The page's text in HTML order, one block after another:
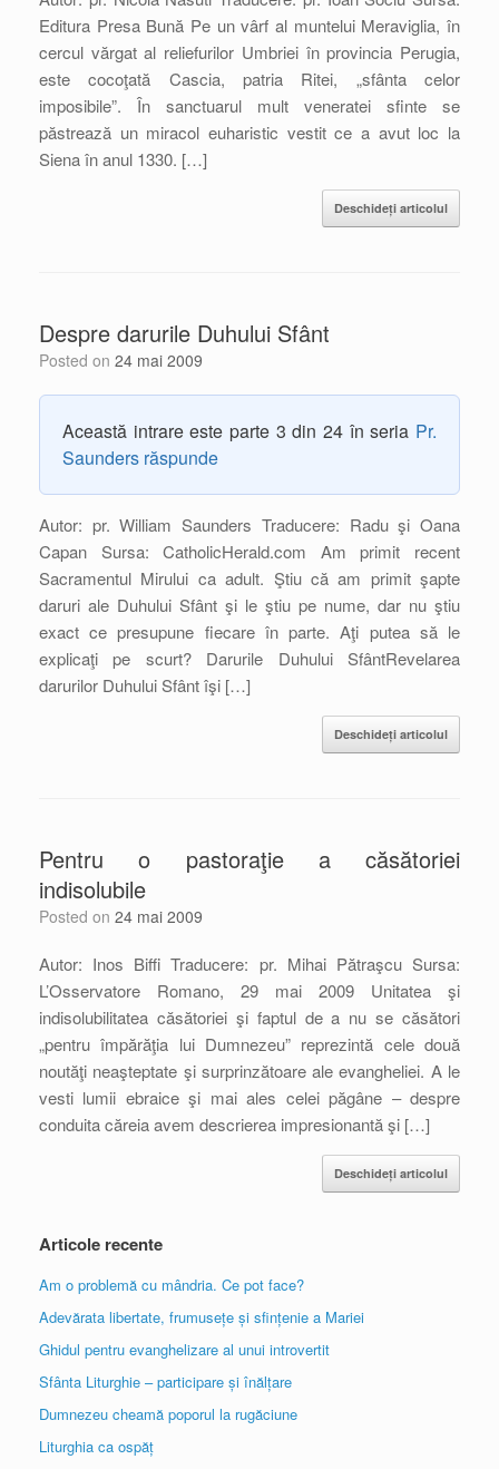
Editura Presa Bună Pe un vârf al muntelui Meraviglia, în
cercul vărgat al reliefurilor Umbriei în provincia Perugia,
este cocoţată Cascia, patria Ritei, „sfânta celor
imposibile”. În sanctuarul mult veneratei sfinte se
păstrează un miracol euharistic vestit ce a avut loc la
Siena în anul 1330. […]
Deschideți articolul
Despre darurile Duhului Sfânt
Posted on 24 mai 2009
Această intrare este parte 3 din 24 în seria Pr.
Saunders răspunde
Autor: pr. William Saunders Traducere: Radu şi Oana
Capan Sursa: CatholicHerald.com Am primit recent
Sacramentul Mirului ca adult. Ştiu că am primit şapte
daruri ale Duhului Sfânt şi le ştiu pe nume, dar nu ştiu
exact ce presupune fiecare în parte. Aţi putea să le
explicaţi pe scurt? Darurile Duhului SfântRevelarea
darurilor Duhului Sfânt îşi […]
Deschideți articolul
Pentru o pastoraţie a căsătoriei
indisolubile
Posted on 24 mai 2009
Autor: Inos Biffi Traducere: pr. Mihai Pătraşcu Sursa:
L’Osservatore Romano, 29 mai 2009 Unitatea şi
indisolubilitatea căsătoriei şi faptul de a nu se căsători
„pentru împărăţia lui Dumnezeu” reprezintă cele două
noutăţi neaşteptate şi surprinzătoare ale evangheliei. A le
vesti lumii ebraice şi mai ales celei păgâne – despre
conduita căreia avem descrierea impresionantă şi […]
Deschideți articolul
Articole recente
Am o problemă cu mândria. Ce pot face?
Adevărata libertate, frumusețe și sfințenie a Mariei
Ghidul pentru evanghelizare al unui introvertit
Sfânta Liturghie – participare și înălțare
Dumnezeu cheamă poporul la rugăciune
Liturghia ca ospăț